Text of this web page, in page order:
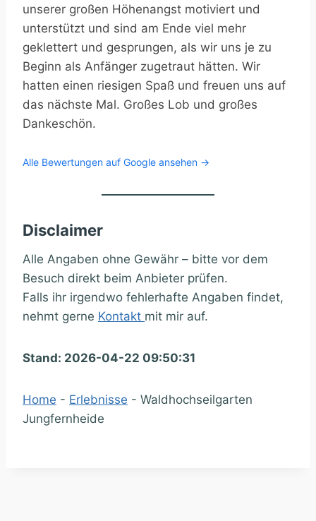
unserer großen Höhenangst motiviert und
unterstützt und sind am Ende viel mehr
geklettert und gesprungen, als wir uns je zu
Beginn als Anfänger zugetraut hätten. Wir
hatten einen riesigen Spaß und freuen uns auf
das nächste Mal. Großes Lob und großes
Dankeschön.
Alle Bewertungen auf Google ansehen →
Disclaimer
Alle Angaben ohne Gewähr – bitte vor dem
Besuch direkt beim Anbieter prüfen.
Falls ihr irgendwo fehlerhafte Angaben findet,
nehmt gerne Kontakt mit mir auf.
Stand: 2026-04-22 09:50:31
Home - Erlebnisse - Waldhochseilgarten
Jungfernheide